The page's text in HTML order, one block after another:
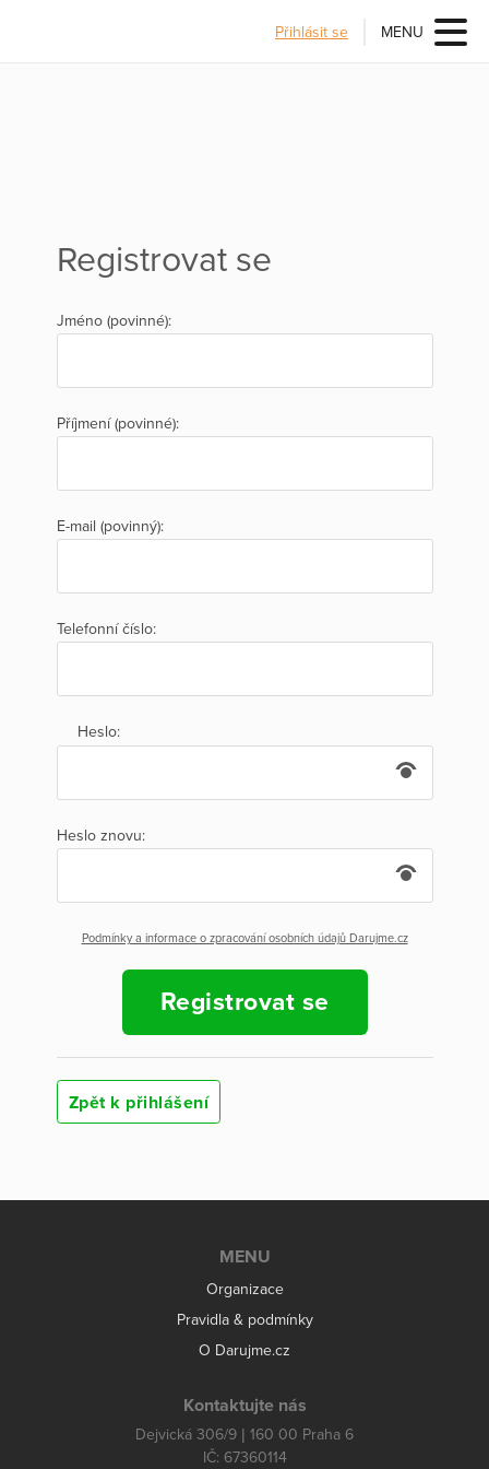
Přihlásit se MENU
Registrovat se
Jméno (povinné):
Příjmení (povinné):
E-mail (povinný):
Telefonní číslo:
Heslo:
Heslo znovu:
Podmínky a informace o zpracování osobních údajů Darujme.cz
Registrovat se
Zpět k přihlášení
MENU
Organizace
Pravidla & podmínky
O Darujme.cz
Kontaktujte nás
Dejvická 306/9 | 160 00 Praha 6
IČ: 67360114